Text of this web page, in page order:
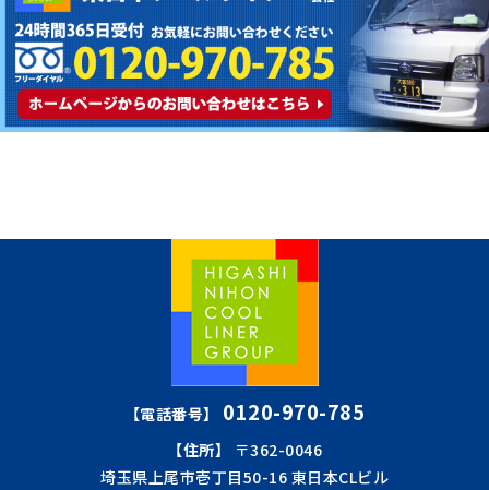
【電話番号】 0120-970-785
【住所】
〒362-0046
埼玉県上尾市壱丁目50-16 東日本CLビル